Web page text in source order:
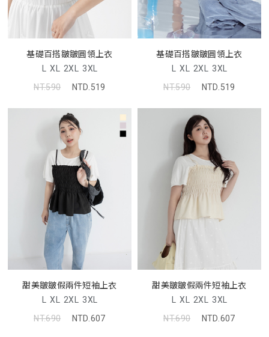
基礎百搭皺皺圓領上衣
L XL 2XL 3XL
NT.590
NTD.519
基礎百搭皺皺圓領上衣
L XL 2XL 3XL
NT.590
NTD.519
甜美皺皺假兩件短袖上衣
L XL 2XL 3XL
NT.690
NTD.607
甜美皺皺假兩件短袖上衣
L XL 2XL 3XL
NT.690
NTD.607